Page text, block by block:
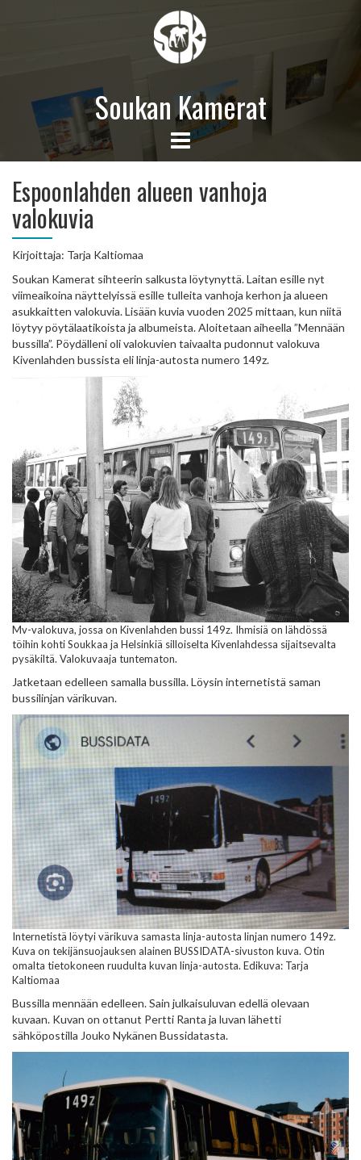
Soukan Kamerat
Espoonlahden alueen vanhoja
valokuvia
Kirjoittaja: Tarja Kaltiomaa
Soukan Kamerat sihteerin salkusta löytynyttä. Laitan esille nyt
viimeaikoina näyttelyissä esille tulleita vanhoja kerhon ja alueen
asukkaitten valokuvia. Lisään kuvia vuoden 2025 mittaan, kun niitä
löytyy pöytälaatikoista ja albumeista. Aloitetaan aiheella ”Mennään
bussilla”. Pöydälleni oli valokuvien taivaalta pudonnut valokuva
Kivenlahden bussista eli linja-autosta numero 149z.
Mv-valokuva, jossa on Kivenlahden bussi 149z. Ihmisiä on lähdössä
töihin kohti Soukkaa ja Helsinkiä silloiselta Kivenlahdessa sijaitsevalta
pysäkiltä. Valokuvaaja tuntematon.
Jatketaan edelleen samalla bussilla. Löysin internetistä saman
bussilinjan värikuvan.
Internetistä löytyi värikuva samasta linja-autosta linjan numero 149z.
Kuva on tekijänsuojauksen alainen BUSSIDATA-sivuston kuva. Otin
omalta tietokoneen ruudulta kuvan linja-autosta. Edikuva: Tarja
Kaltiomaa
Bussilla mennään edelleen. Sain julkaisuluvan edellä olevaan
kuvaan. Kuvan on ottanut Pertti Ranta ja luvan lähetti
sähköpostilla Jouko Nykänen Bussidatasta.